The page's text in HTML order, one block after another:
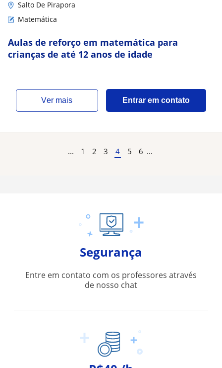
Salto De Pirapora
Matemática
Aulas de reforço em matemática para
crianças de até 12 anos de idade
ver mais Entrar em contato
... 1 2 3 4 5 6 ...
Segurança
Entre em contato com os professores através
de nosso chat